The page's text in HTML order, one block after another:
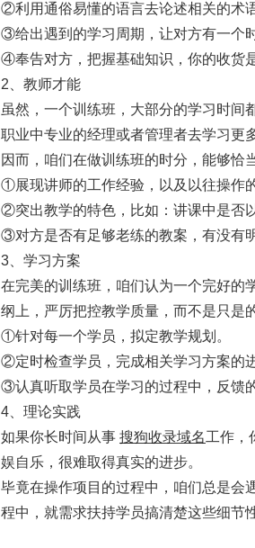
②利用通俗易懂的语言去论述相关的术
③给出遇到的学习周期，让对方有一个
④奉告对方，把握基础知识，你的收货
2、教师才能
虽然，一个训练班，大部分的学习时间
职业中专业的经理或者管理者去学习更
因而，咱们在做训练班的时分，能够恰
①展现讲师的工作经验，以及以往操作
②突出教学的特色，比如：讲课中是否
③对方是否有足够老练的教案，有没有
3、学习方案
在完美的训练班，咱们认为一个完好的
纲上，严厉把控教学质量，而不是只是
①针对每一个学员，拟定教学规划。
②定时检查学员，完成相关学习方案的
③认真听取学员在学习的过程中，反馈
4、理论实践
如果你长时间从事 搜狗收录域名工作，
娱自乐，很难取得真实的进步。
毕竟在操作项目的过程中，咱们总是会
程中，就需求扶持学员搞清楚这些细节